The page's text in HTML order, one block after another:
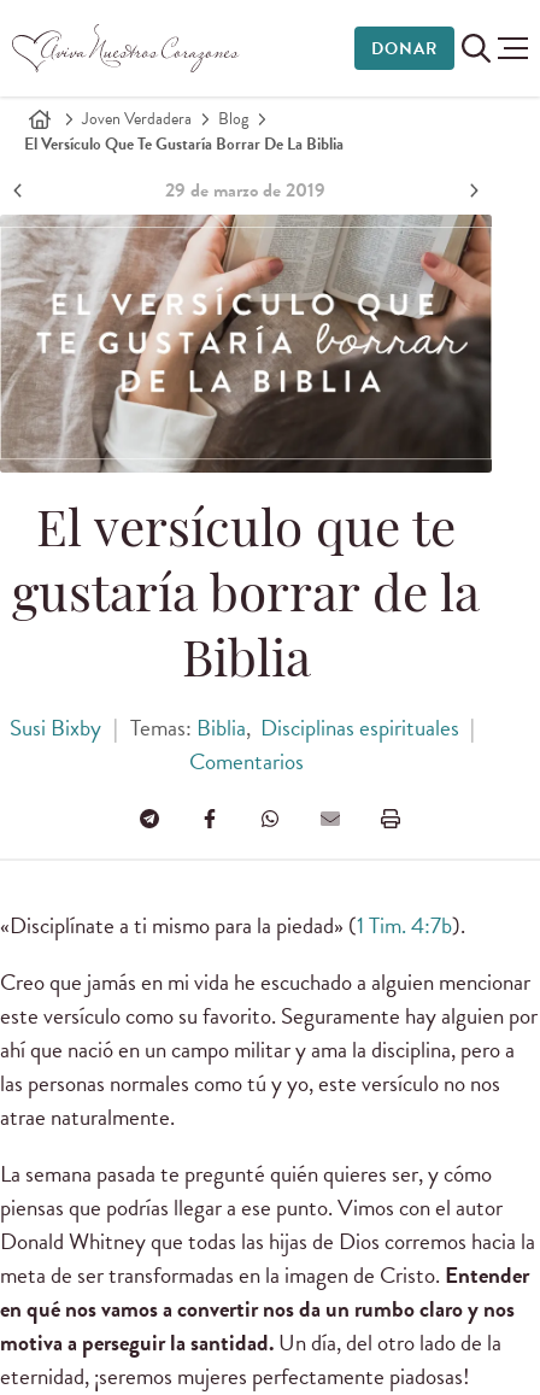
DONAR
Joven Verdadera
Blog
El Versículo Que Te Gustaría Borrar De La Biblia
29 de marzo de 2019
El versículo que te
gustaría borrar de la
Biblia
Susi Bixby | Temas: Biblia, Disciplinas espirituales |
Comentarios
«Disciplínate a ti mismo para la piedad» (1 Tim. 4:7b).
Creo que jamás en mi vida he escuchado a alguien mencionar
este versículo como su favorito. Seguramente hay alguien por
ahí que nació en un campo militar y ama la disciplina, pero a
las personas normales como tú y yo, este versículo no nos
atrae naturalmente.
La semana pasada te pregunté quién quieres ser, y cómo
piensas que podrías llegar a ese punto. Vimos con el autor
Donald Whitney que todas las hijas de Dios corremos hacia la
meta de ser transformadas en la imagen de Cristo. Entender
en qué nos vamos a convertir nos da un rumbo claro y nos
motiva a perseguir la santidad.Un día, del otro lado de la
eternidad, ¡seremos mujeres perfectamente piadosas!